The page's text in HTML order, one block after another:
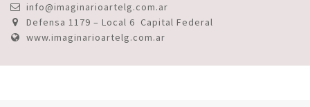
info@imaginarioartelg.com.ar
Defensa 1179 – Local 6 Capital Federal
www.imaginarioartelg.com.ar